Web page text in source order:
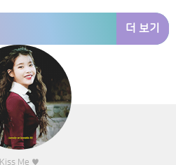
더 보기
Kiss Me ♥